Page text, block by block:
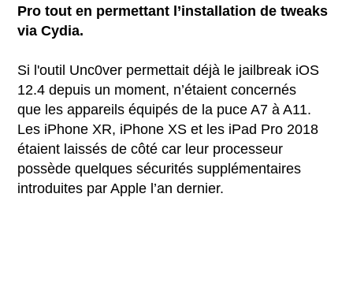
Pro tout en permettant l’installation de tweaks
via Cydia.
Si l'outil Unc0ver permettait déjà le jailbreak iOS
12.4 depuis un moment, n’étaient concernés
que les appareils équipés de la puce A7 à A11.
Les iPhone XR, iPhone XS et les iPad Pro 2018
étaient laissés de côté car leur processeur
possède quelques sécurités supplémentaires
introduites par Apple l’an dernier.